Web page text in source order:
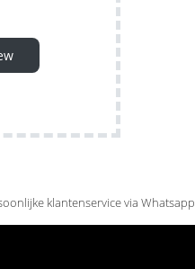
klantenservice via Whatsapp